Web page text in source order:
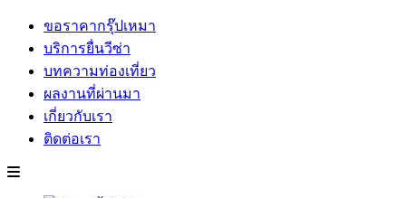
ขอราคากรุ๊ปเหมา
บริการยื่นวีซ่า
บทความท่องเที่ยว
ผลงานที่ผ่านมา
เกี่ยวกับเรา
ติดต่อเรา